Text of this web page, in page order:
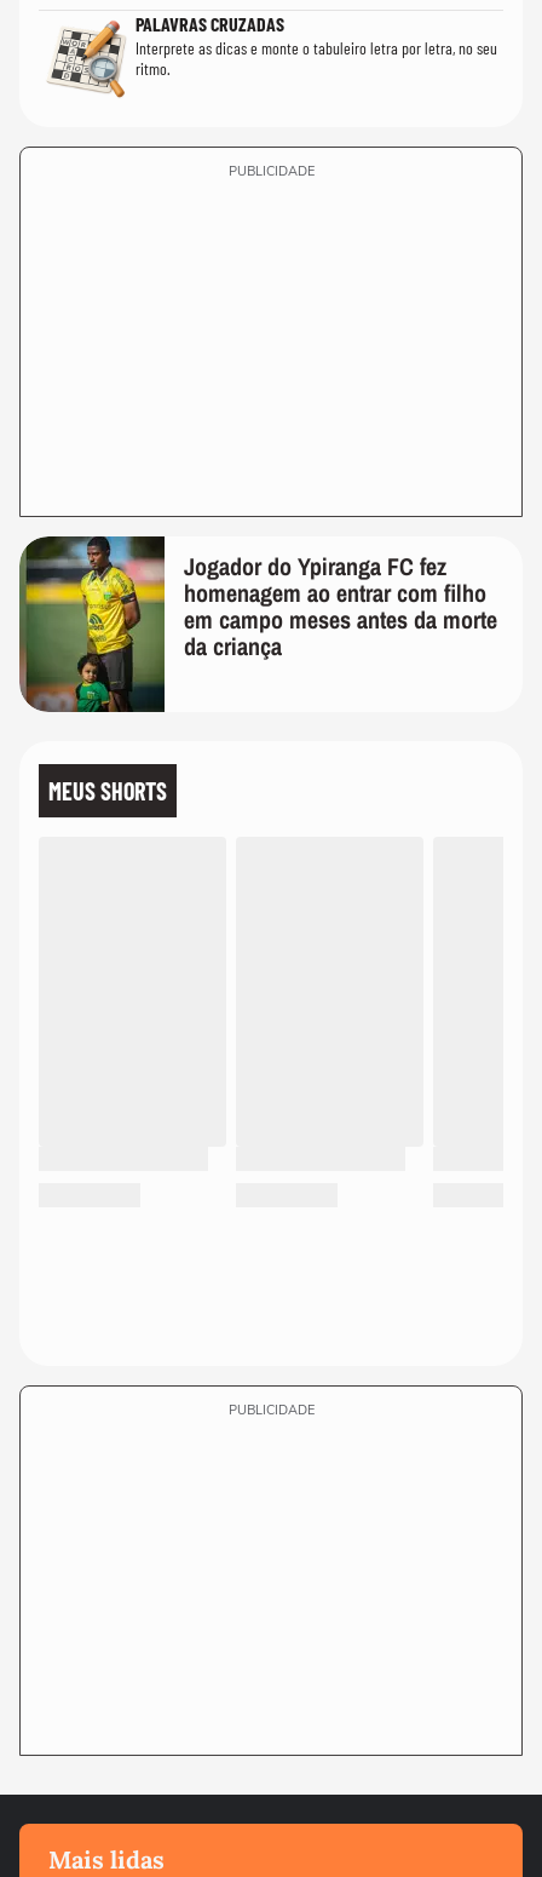
PALAVRAS CRUZADAS
Interprete as dicas e monte o tabuleiro letra por letra, no seu
ritmo.
PUBLICIDADE
Jogador do Ypiranga FC fez
homenagem ao entrar com filho
em campo meses antes da morte
da criança
MEUS SHORTS
PUBLICIDADE
Mais lidas